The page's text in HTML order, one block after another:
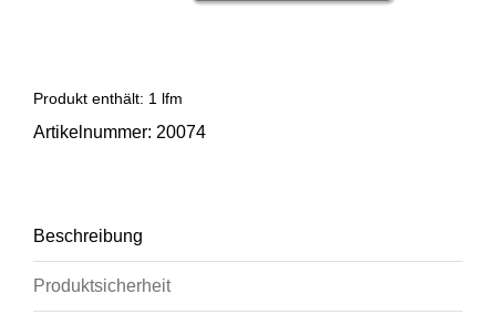
Produkt enthält: 1 lfm
Artikelnummer: 20074
Beschreibung
Produktsicherheit